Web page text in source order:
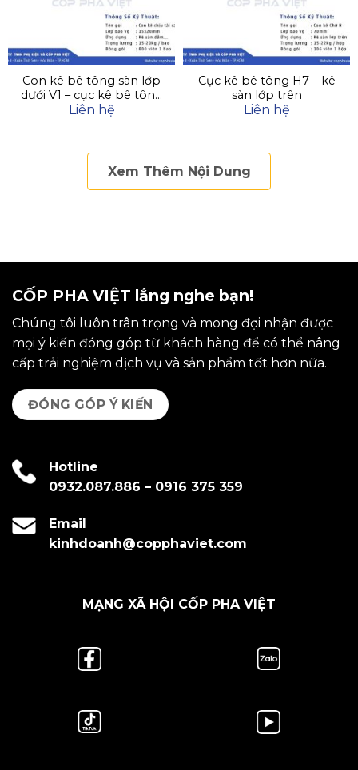
Con kê bê tông sàn lớp
dưới V1 – cục kê bê tông
V1 ( 1.5cm – 2cm ) MAC
Liên hệ
Cục kê bê tông H7 – kê
sàn lớp trên
Liên hệ
Xem Thêm Nội Dung
CỐP PHA VIỆT lắng nghe bạn!
Chúng tôi luôn trân trọng và mong đợi nhận được
mọi ý kiến đóng góp từ khách hàng để có thể nâng
cấp trải nghiệm dịch vụ và sản phẩm tốt hơn nữa.
ĐÓNG GÓP Ý KIẾN
Hotline
0932.087.886 – 0916 375 359
Email
kinhdoanh@copphaviet.com
MẠNG XÃ HỘI CỐP PHA VIỆT